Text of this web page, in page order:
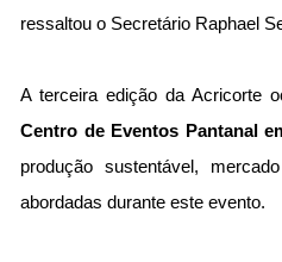
ressaltou o Secretário Raphael
A terceira edição da Acricorte
Centro de Eventos Pantanal
produção sustentável,
abordadas durante este evento.